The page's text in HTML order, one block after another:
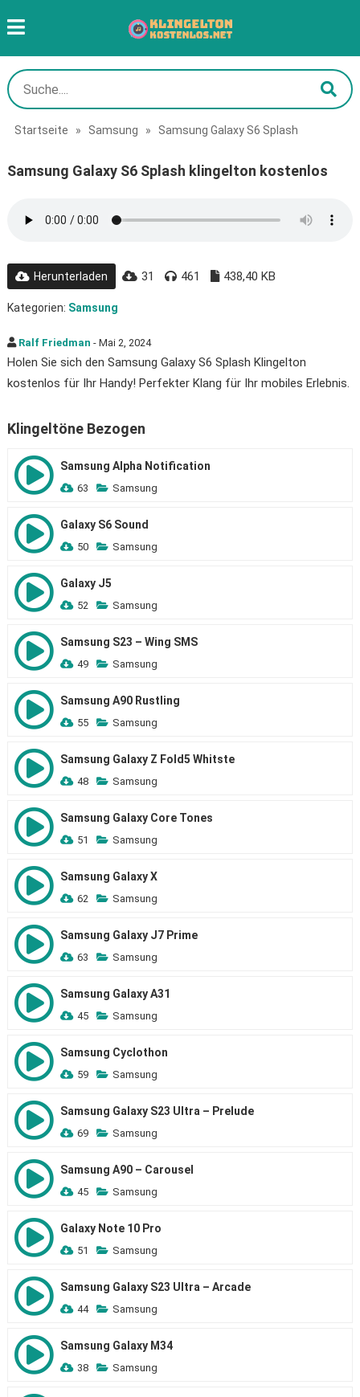
Startseite » Samsung » Samsung Galaxy S6 Splash
Samsung Galaxy S6 Splash klingelton kostenlos
Herunterladen 31 461 438,40 KB
Kategorien: Samsung
Ralf Friedman - Mai 2, 2024
Holen Sie sich den Samsung Galaxy S6 Splash Klingelton
kostenlos für Ihr Handy! Perfekter Klang für Ihr mobiles Erlebnis.
Klingeltöne Bezogen
Samsung Alpha Notification
63 Samsung
Galaxy S6 Sound
50 Samsung
Galaxy J5
52 Samsung
Samsung S23 – Wing SMS
49 Samsung
Samsung A90 Rustling
55 Samsung
Samsung Galaxy Z Fold5 Whitste
48 Samsung
Samsung Galaxy Core Tones
51 Samsung
Samsung Galaxy X
62 Samsung
Samsung Galaxy J7 Prime
63 Samsung
Samsung Galaxy A31
45 Samsung
Samsung Cyclothon
59 Samsung
Samsung Galaxy S23 Ultra – Prelude
69 Samsung
Samsung A90 – Carousel
45 Samsung
Galaxy Note 10 Pro
51 Samsung
Samsung Galaxy S23 Ultra – Arcade
44 Samsung
Samsung Galaxy M34
38 Samsung